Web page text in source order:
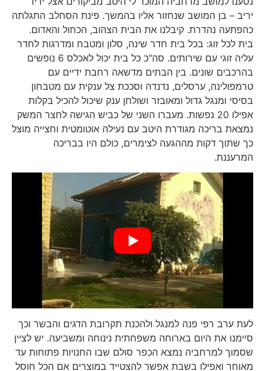
יריב – בן המושב שנחזור אליו בהמשך. פינת הסחלב התגלתה
כהפתעה נהדרת. קיבלנו את הבית הצהוב, הכחול והאדום.
בית לכל זוג: בכל בית חדר שינה, סלון ומטבח ומדרגות לחדר
עליה זוגי עם שירותים. סה"כ כל בית יכול לאכלס 6 נופשים
בהרכבים שונים. בין הבתים מדשאה רחבת ידיים עם
טרמפולינה, ערסלים, נדנדה וסככת צל ענקית עם מטבחון
בסיסי ומנגל גדול ומאובזר ושולחן ענק שיכול להכיל בקלות
אפילו 20 נפשות. מעברו השני של כביש הגישה לחצר המשק
נמצאת בריכה מגודרת היטב עם נעילה אוטומטית וחצייה מוצל
כך שתוך דקות מההגעה לצימרים, כולם היו בבריכה
המרעננת.
לעת ערב רפי פנה למנגל ולהכנת תקרובת הדגים והבשר וכך
סיימנו את היום בארוחה משפחתית נינוחה ומשביעה. יש לציין
שסמוך למרחביה נמצא הכפר סולם שבו החנויות פתוחות עד
מאוחר ואפילו בשבת אפשר להצטייד במוצרים אם הכל חוסל